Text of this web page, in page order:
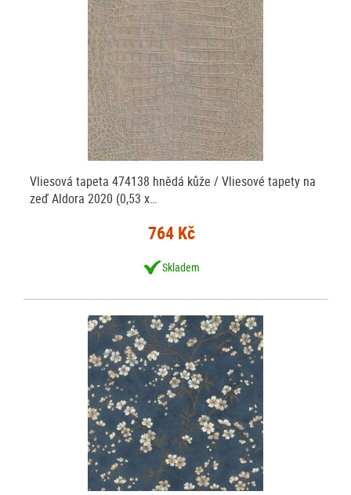
Vliesová tapeta 474138 hnědá kůže / Vliesové tapety na
zeď Aldora 2020 (0,53 x…
764 Kč
Skladem